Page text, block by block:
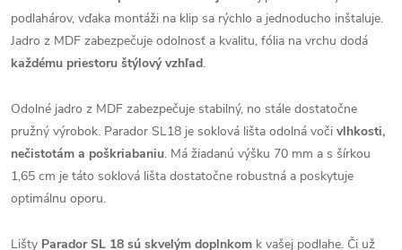
podlahárov, vďaka montáži na klip sa rýchlo a jednoducho inštaluje.
Jadro z MDF zabezpečuje odolnosť a kvalitu, fólia na vrchu dodá
každému priestoru štýlový vzhľad.
Odolné jadro z MDF zabezpečuje stabilný, no stále dostatočne
pružný výrobok. Parador SL18 je soklová lišta odolná voči vlhkosti,
nečistotám a poškriabaniu. Má žiadanú výšku 70 mm a s šírkou
1,65 cm je táto soklová lišta dostatočne robustná a poskytuje
optimálnu oporu.
Lišty Parador SL 18 sú skvelým doplnkom k vašej podlahe. Či už